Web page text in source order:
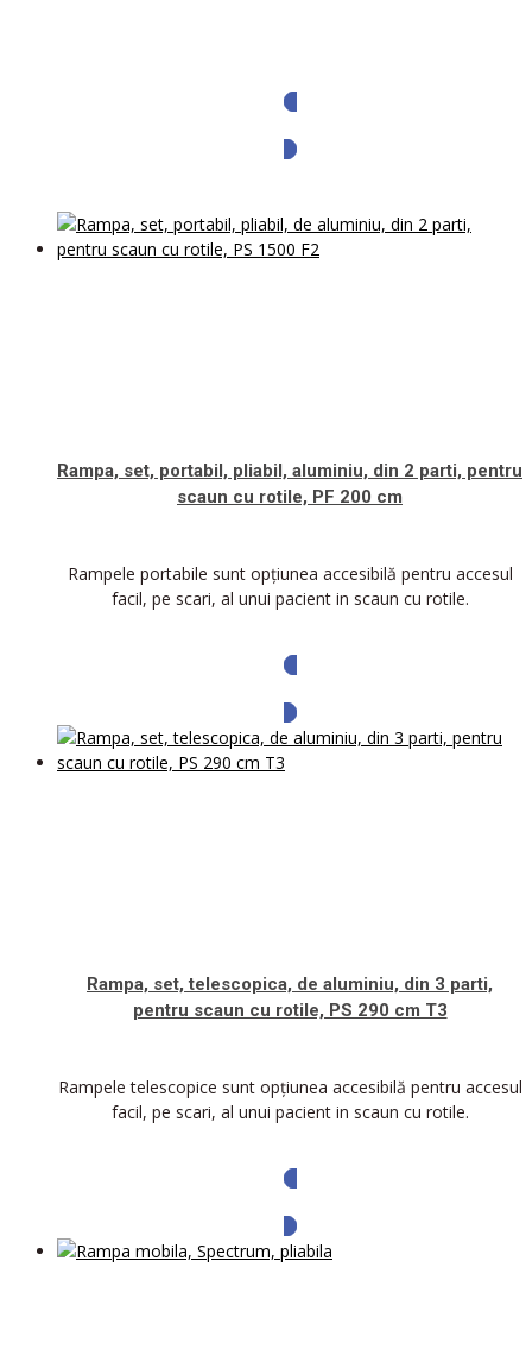
Rampa, set, portabil, pliabil, aluminiu, din 2 parti, pentru
scaun cu rotile, PF 200 cm
Rampele portabile sunt opțiunea accesibilă pentru accesul
facil, pe scari, al unui pacient in scaun cu rotile.
Rampa, set, telescopica, de aluminiu, din 3 parti,
pentru scaun cu rotile, PS 290 cm T3
Rampele telescopice sunt opțiunea accesibilă pentru accesul
facil, pe scari, al unui pacient in scaun cu rotile.